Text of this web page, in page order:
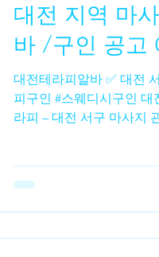
스웨디시 알바 대전테라
수수심기 수수
대전 지역 마
바 /구인 공고
대전테라피알바 ✅ 대전 서구 지역 #테라피알바 #대전테라
피구인 #스웨디시구인 대
라피 – 대전 서구 마사지
체 급여 및 조건은 공고
대전 서구 멀티샵 여성 관